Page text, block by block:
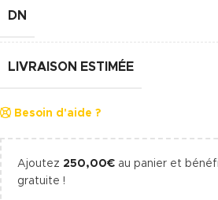
DN
LIVRAISON ESTIMÉE
Besoin d'aide ?
Ajoutez 250,00€ au panier et
gratuite !